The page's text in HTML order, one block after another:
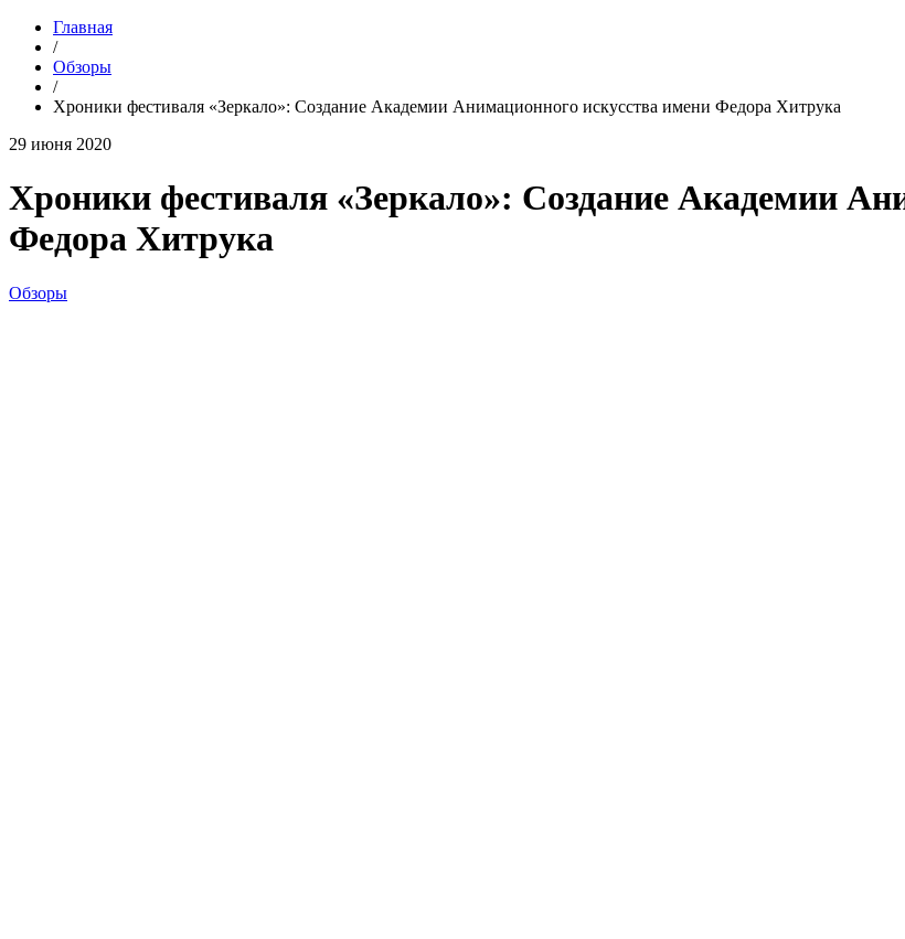
Главная
/
Обзоры
/
Хроники фестиваля «Зеркало»: Создание Академии Анимационного искусства имени Федора Хитрука
29 июня 2020
Хроники фестиваля «Зеркало»: Создание Академии
Федора Хитрука
Обзоры